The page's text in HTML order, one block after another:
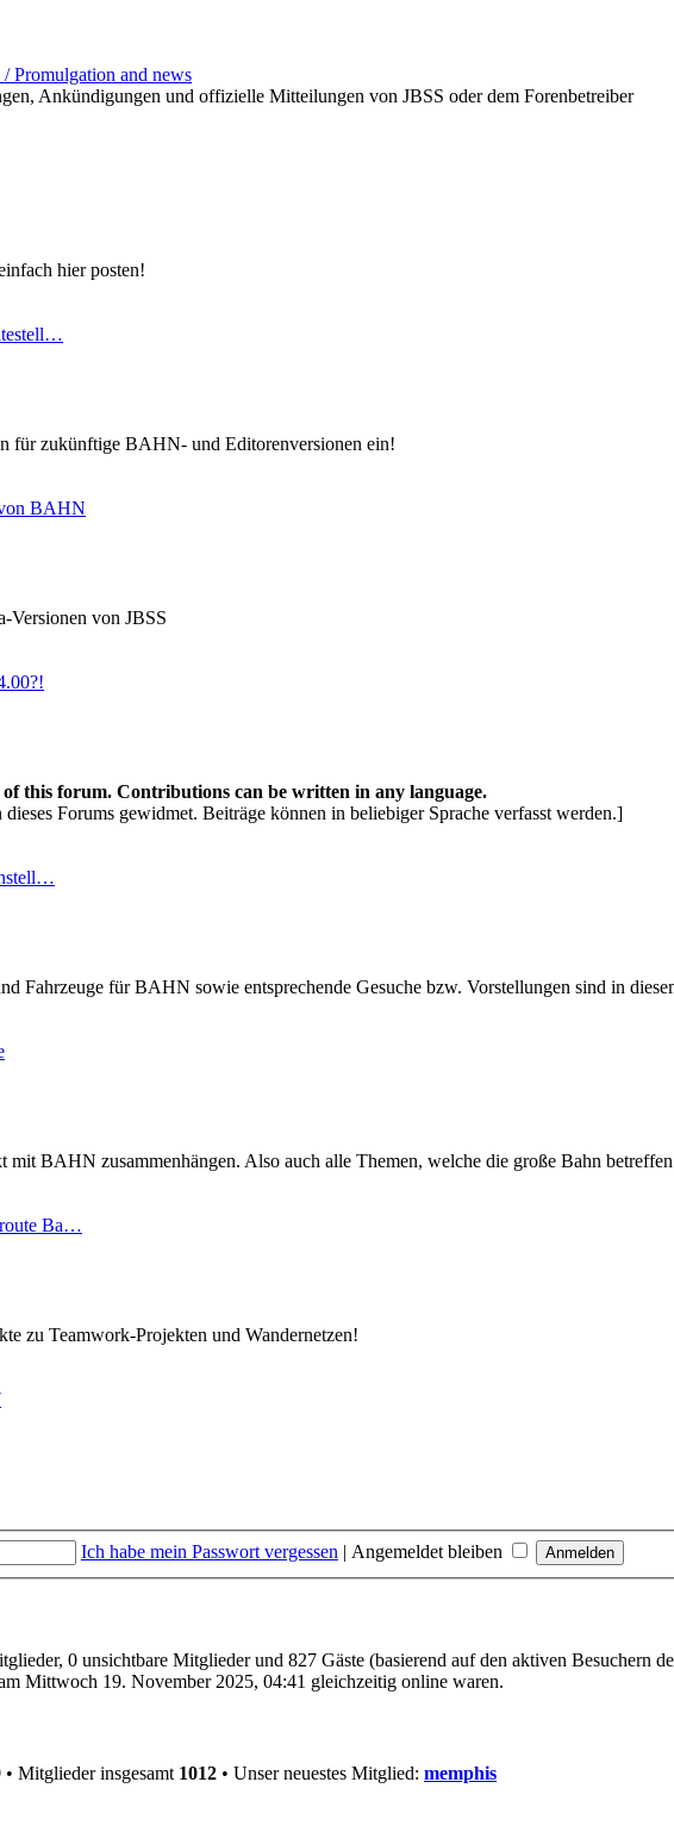
Promulgation and news
Ankündigungen und offizielle Mitteilungen von JBSS oder dem Forenbetreiber
hier posten!
für zukünftige BAHN- und Editorenversionen ein!
BAHN
Versionen von JBSS
this forum. Contributions can be written in any language.
Forums gewidmet. Beiträge können in beliebiger Sprache verfasst werden.]
Fahrzeuge für BAHN sowie entsprechende Gesuche bzw. Vorstellungen sind in
BAHN zusammenhängen. Also auch alle Themen, welche die große Bahn
Ba…
zu Teamwork-Projekten und Wandernetzen!
Ich habe mein Passwort vergessen | Angemeldet bleiben
0 unsichtbare Mitglieder und 827 Gäste (basierend auf den aktiven Besuchern
Mittwoch 19. November 2025, 04:41 gleichzeitig online waren.
• Mitglieder insgesamt 1012 • Unser neuestes Mitglied: memphis